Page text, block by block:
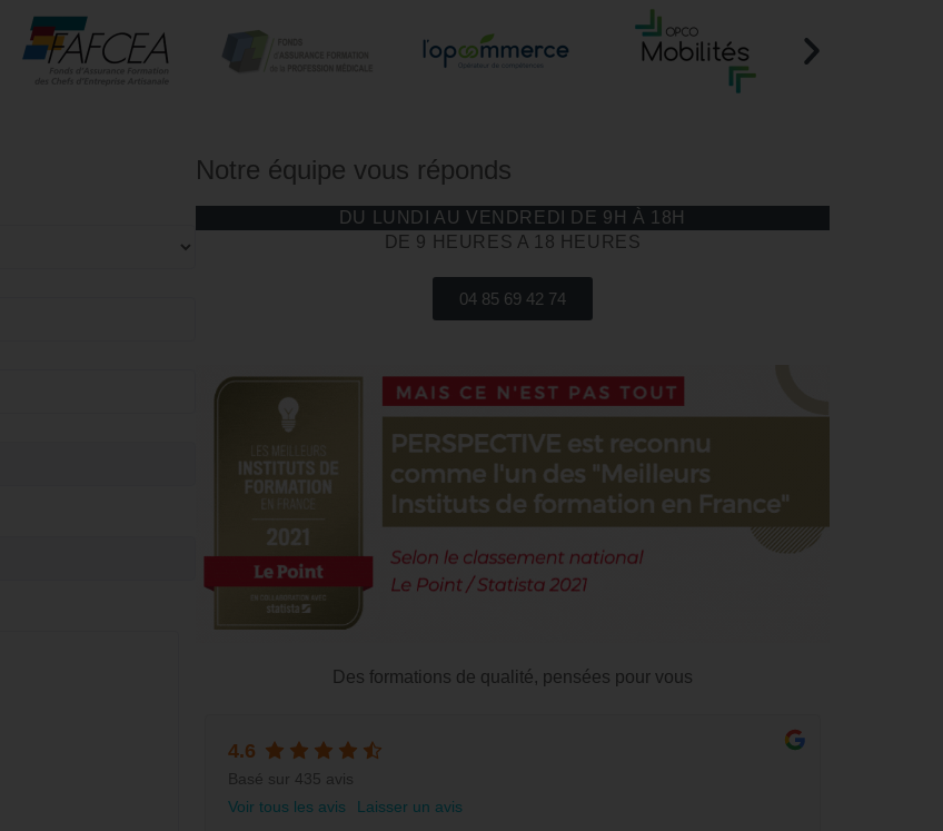
Notre équipe vous réponds
DU LUNDI AU VENDREDI DE 9H À 18H
DE 9 HEURES A 18 HEURES
04 85 69 42 74
Des formations de qualité, pensées pour vous
4.6
Basé sur 435 avis
Voir tous les avis
Laisser un avis